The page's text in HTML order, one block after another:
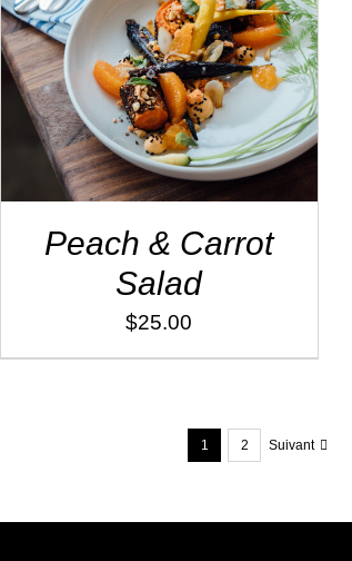
ADD TO CART / DÉTAILS
Peach & Carrot
Salad
$25.00
1 2 Suivant